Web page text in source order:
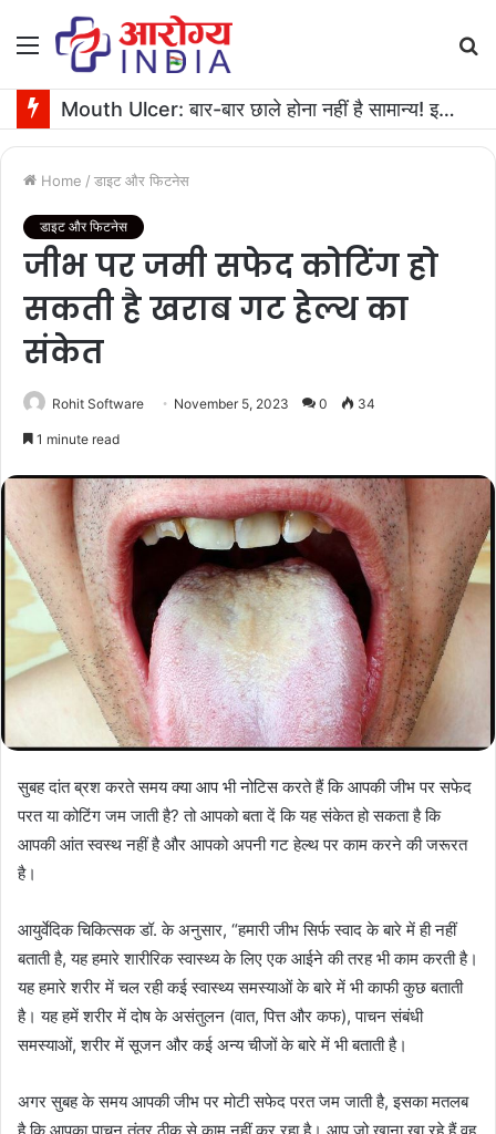
Menu
Mouth Ulcer: बार-बार छाले होना नहीं है सामान्य! इनगंभीर बीमारियों का है संकेत
Home / डाइट और फिटनेस
डाइट और फिटनेस
जीभ पर जमी सफेद कोटिंग हो
सकती है खराब गट हेल्थ का
संकेत
Rohit Software November 5, 2023 0 34
1 minute read
सुबह दांत ब्रश करते समय क्या आप भी नोटिस करते हैं कि आपकी जीभ पर सफेद
परत या कोटिंग जम जाती है? तो आपको बता दें कि यह संकेत हो सकता है कि
आपकी आंत स्वस्थ नहीं है और आपको अपनी गट हेल्थ पर काम करने की जरूरत
है।
आयुर्वेदिक चिकित्सक डॉ. के अनुसार, “हमारी जीभ सिर्फ स्वाद के बारे में ही नहीं
बताती है, यह हमारे शारीरिक स्वास्थ्य के लिए एक आईने की तरह भी काम करती है।
यह हमारे शरीर में चल रही कई स्वास्थ्य समस्याओं के बारे में भी काफी कुछ बताती
है। यह हमें शरीर में दोष के असंतुलन (वात, पित्त और कफ), पाचन संबंधी
समस्याओं, शरीर में सूजन और कई अन्य चीजों के बारे में भी बताती है।
अगर सुबह के समय आपकी जीभ पर मोटी सफेद परत जम जाती है, इसका मतलब
है कि आपका पाचन तंत्र ठीक से काम नहीं कर रहा है। आप जो खाना खा रहे हैं वह